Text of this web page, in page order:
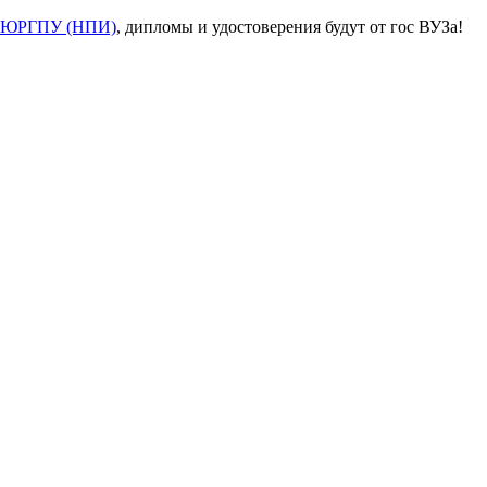
ЮРГПУ (НПИ), дипломы и удостоверения будут от гос ВУЗа!